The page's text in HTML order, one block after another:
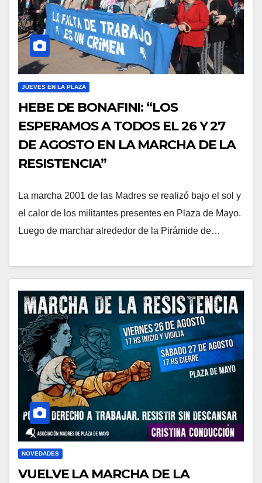
JUEVES EN LA PLAZA
HEBE DE BONAFINI: “LOS
ESPERAMOS A TODOS EL 26 Y 27
DE AGOSTO EN LA MARCHA DE LA
RESISTENCIA”
La marcha 2001 de las Madres se realizó bajo el sol y
el calor de los militantes presentes en Plaza de Mayo.
Luego de marchar alrededor de la Pirámide de…
NOVEDADES
VUELVE LA MARCHA DE LA